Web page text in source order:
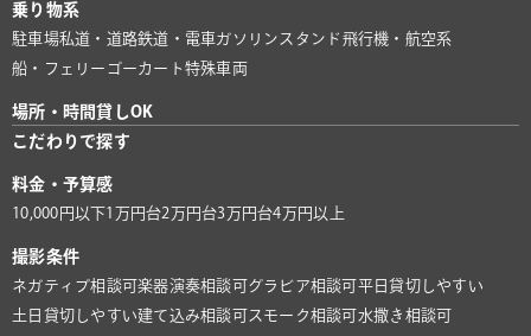
乗り物系
駐車場私道・道路鉄道・電車 ガソリンスタンド 飛行機・航空系
船・フェリー ゴーカート特殊車両
場所・時間貸しOK
こだわりで探す
料金・予算感
10,000円以下1万円台2万円台3万円台4万円以上
撮影条件
ネガティブ相談可楽器演奏相談可 グラビア相談可 平日貸切しやすい
土日貸切しやすい建て込み相談可 スモーク相談可 水撒き相談可